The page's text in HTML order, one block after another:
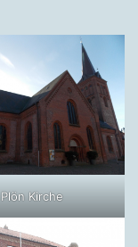
Plön Kirche